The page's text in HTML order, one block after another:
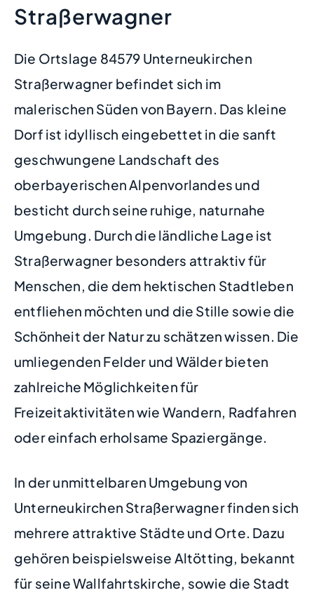
Straßerwagner
Die Ortslage 84579 Unterneukirchen
Straßerwagner befindet sich im
malerischen Süden von Bayern. Das kleine
Dorf ist idyllisch eingebettet in die sanft
geschwungene Landschaft des
oberbayerischen Alpenvorlandes und
besticht durch seine ruhige, naturnahe
Umgebung. Durch die ländliche Lage ist
Straßerwagner besonders attraktiv für
Menschen, die dem hektischen Stadtleben
entfliehen möchten und die Stille sowie die
Schönheit der Natur zu schätzen wissen. Die
umliegenden Felder und Wälder bieten
zahlreiche Möglichkeiten für
Freizeitaktivitäten wie Wandern, Radfahren
oder einfach erholsame Spaziergänge.
In der unmittelbaren Umgebung von
Unterneukirchen Straßerwagner finden sich
mehrere attraktive Städte und Orte. Dazu
gehören beispielsweise Altötting, bekannt
für seine Wallfahrtskirche, sowie die Stadt